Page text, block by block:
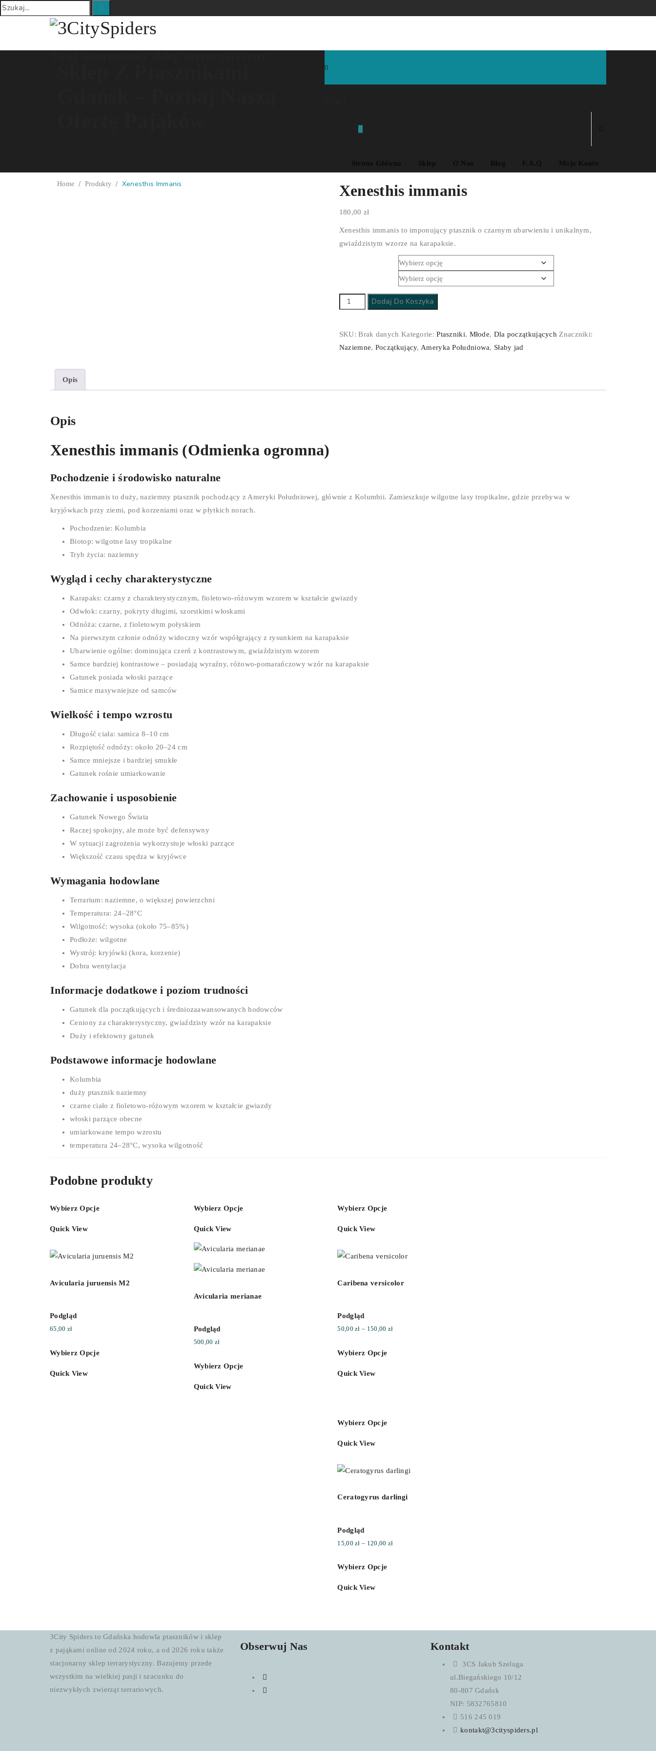
0
Wishlist0
Home / Produkty / Xenesthis Immanis Xenesthis immanis
180,00 zł
Xenesthis immanis to imponujący ptasznik o czarnym ubarwieniu i unikalnym,
gwiaździstym wzorze na karapaksie.
ilość
Dodaj Do Koszyka
SKU:Brak danych Kategorie:Ptaszniki, Młode, Dla początkujących Znaczniki:
Naziemne, Początkujący, Ameryka Południowa, Słaby jad
Opis
Opis
Xenesthis immanis (Odmienka ogromna)
Pochodzenie i środowisko naturalne
Xenesthis immanis to duży, naziemny ptasznik pochodzący z Ameryki Południowej, głównie z Kolumbii. Zamieszkuje wilgotne lasy tropikalne, gdzie przebywa w
kryjówkach przy ziemi, pod korzeniami oraz w płytkich norach.
Pochodzenie: Kolumbia
Biotop: wilgotne lasy tropikalne
Tryb życia: naziemny
Wygląd i cechy charakterystyczne
Karapaks: czarny z charakterystycznym, fioletowo-różowym wzorem w kształcie gwiazdy
Odwłok: czarny, pokryty długimi, szorstkimi włoskami
Odnóża: czarne, z fioletowym połyskiem
Na pierwszym członie odnóży widoczny wzór współgrający z rysunkiem na karapaksie
Ubarwienie ogólne: dominująca czerń z kontrastowym, gwiaździstym wzorem
Samce bardziej kontrastowe – posiadają wyraźny, różowo-pomarańczowy wzór na karapaksie
Gatunek posiada włoski parzące
Samice masywniejsze od samców
Wielkość i tempo wzrostu
Długość ciała: samica 8–10 cm
Rozpiętość odnóży: około 20–24 cm
Samce mniejsze i bardziej smukłe
Gatunek rośnie umiarkowanie
Zachowanie i usposobienie
Gatunek Nowego Świata
Raczej spokojny, ale może być defensywny
W sytuacji zagrożenia wykorzystuje włoski parzące
Większość czasu spędza w kryjówce
Wymagania hodowlane
Terrarium: naziemne, o większej powierzchni
Temperatura: 24–28°C
Wilgotność: wysoka (około 75–85%)
Podłoże: wilgotne
Wystrój: kryjówki (kora, korzenie)
Dobra wentylacja
Informacje dodatkowe i poziom trudności
Gatunek dla początkujących i średniozaawansowanych hodowców
Ceniony za charakterystyczny, gwiaździsty wzór na karapaksie
Duży i efektowny gatunek
Podstawowe informacje hodowlane
Kolumbia
duży ptasznik naziemny
czarne ciało z fioletowo-różowym wzorem w kształcie gwiazdy
włoski parzące obecne
umiarkowane tempo wzrostu
temperatura 24–28°C, wysoka wilgotność
Podobne produkty
Wybierz Opcje
Quick View
Avicularia juruensis M2
Podgląd
65,00 zł
Wybierz Opcje
Quick View
Wybierz Opcje
Quick View
Avicularia merianae
Podgląd
500,00 zł
Wybierz Opcje
Quick View
Wybierz Opcje
Quick View
Caribena versicolor
Podgląd
50,00zł – 150,00 złZakres
Wybierz Opcje
Quick View
Wybierz Opcje
Quick View
Ceratogyrus darlingi
Podgląd
15,00zł – 120,00 złZakres
Wybierz Opcje
Quick View
3City Spiders to Gdańska hodowla ptaszników i sklep
z pająkami online od 2024 roku, a od 2026 roku także
stacjonarny sklep terrarystyczny. Bazujemy przede
wszystkim na wielkiej pasji i szacunku do
niezwykłych zwierząt terrariowych.
Obserwuj Nas Kontakt
3CS Jakub Szeluga
ul.Biegańskiego 10/12
80-807 Gdańsk
NIP: 5832765810
516 245 019
kontakt@3cityspiders.pl